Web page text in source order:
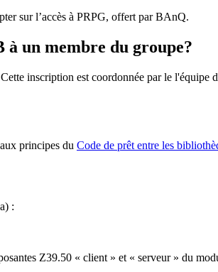
sur l’accès à PRPG, offert par BAnQ.
à un membre du groupe?
inscription est coordonnée par le
principes du Code de prêt entre les
:
Z39.50 « client » et « serveur » du